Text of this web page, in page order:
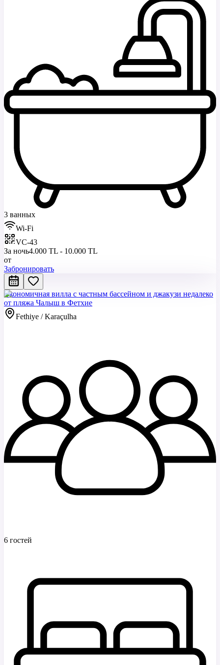
3 ванных
Wi-Fi
VC-43
За ночь4.000 TL - 10.000 TL
от
Забронировать
Экономичная вилла с частным бассейном и джакузи недалеко
от пляжа Чалыш в Фетхие
Fethiye / Karaçulha
6 гостей